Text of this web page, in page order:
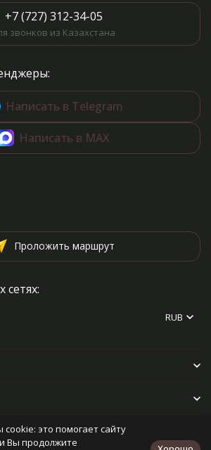
+7 (727) 312-34-05
звонков из Казахстана
Написать в Telegram
Написать в MAX
Проложить маршрут
RUB
это помогает сайту
Вы продолжите